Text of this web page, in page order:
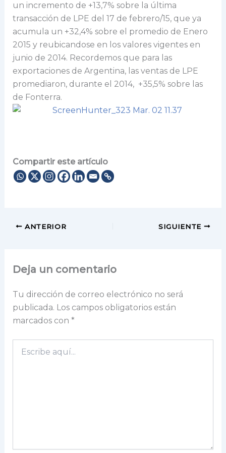
un incremento de +13,7% sobre la última
transacción de LPE del 17 de febrero/15, que ya
acumula un +32,4% sobre el promedio de Enero
2015 y reubicandose en los valores vigentes en
junio de 2014. Recordemos que para las
exportaciones de Argentina, las ventas de LPE
promediaron, durante el 2014, +35,5% sobre las
de Fonterra.
Compartir este artículo
ANTERIOR SIGUIENTE
Deja un comentario
Tu dirección de correo electrónico no será
publicada. Los campos obligatorios están
marcados con *
aquí...